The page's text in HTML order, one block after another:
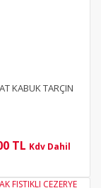
KABUK TARÇIN
TL Kdv Dahil